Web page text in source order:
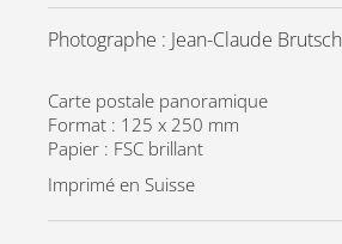
Photographe : Jean-Claude Brutsch
Carte postale panoramique
Format : 125 x 250 mm
Papier : FSC brillant
Imprimé en Suisse